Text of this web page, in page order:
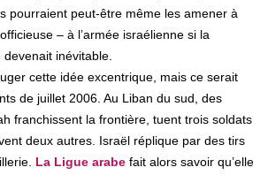
pourraient peut-être même les amener à
– à l’armée israélienne si la
inévitable.
cette idée excentrique, mais ce serait
de juillet 2006. Au Liban du sud, des
franchissent la frontière, tuent trois soldats
deux autres. Israël réplique par des tirs
La Ligue arabe fait alors savoir qu’elle